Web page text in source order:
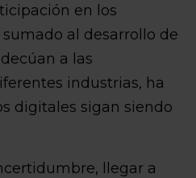
en los
al desarrollo de
a las
industrias, ha
digitales sigan siendo
llegar a